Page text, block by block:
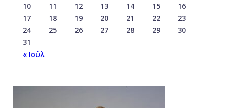
10
11 12 13 14 15
16
17
18 19 20 21 22
23
24
25 26 27 28 29
30
31
« Ιούλ